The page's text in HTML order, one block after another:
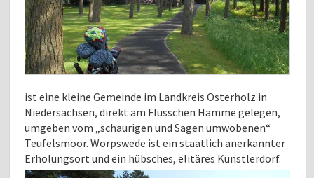
ist eine kleine Gemeinde im Landkreis Osterholz in
Niedersachsen,direkt am Flüsschen Hamme gelegen,
umgeben vom „schaurigen und Sagen umwobenen“
Teufelsmoor. Worpswede ist ein staatlich anerkannter
Erholungsort und ein hübsches, elitäres Künstlerdorf.